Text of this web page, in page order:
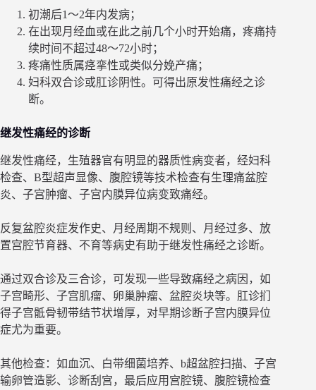
初潮后1～2年内发病；
在出现月经血或在此之前几个小时开始痛，疼痛持
续时间不超过48～72小时；
疼痛性质属痉挛性或类似分娩产痛；
妇科双合诊或肛诊阴性。可得出原发性痛经之诊
断。
继发性痛经的诊断
继发性痛经，生殖器官有明显的器质性病变者，经妇科
检查、B型超声显像、腹腔镜等技术检查有生理痛盆腔
炎、子宫肿瘤、子宫内膜异位病变致痛经。
反复盆腔炎症发作史、月经周期不规则、月经过多、放
置宫腔节育器、不育等病史有助于继发性痛经之诊断。
通过双合诊及三合诊，可发现一些导致痛经之病因，如
子宫畸形、子宫肌瘤、卵巢肿瘤、盆腔炎块等。肛诊扪
得子宫骶骨韧带结节状增厚，对早期诊断子宫内膜异位
症尤为重要。
其他检查：如血沉、白带细菌培养、b超盆腔扫描、子宫
输卵管造影、诊断刮宫，最后应用宫腔镜、腹腔镜检查